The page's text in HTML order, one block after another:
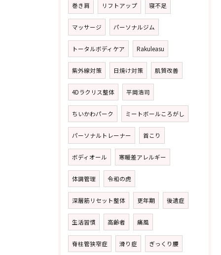
巻き肩 リフトアップ 寝不足
マッサージ パーソナルジム
トータルボディケア Rakuleasu
紫外線対策 日焼け対策 肌質改善
4Dラクリス整体 平岡浩司
ちいかわパーク ミートボールころがし
パーソナルトレーナー 首こり
ボディオール 寒暖差アレルギー
体調管理 令和の虎
深層筋リセット整体 更年期 後遺症
生活習慣 高齢者 痛風
脊柱管狭窄症 滑り症 ぎっくり腰